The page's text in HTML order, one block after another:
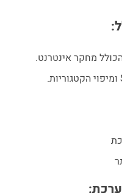
מחקר אינטרנט.